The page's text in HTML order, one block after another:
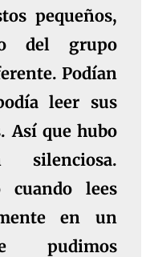
pequeños,
del grupo
. Podían
leer sus
Así que hubo
silenciosa.
cuando lees
en un